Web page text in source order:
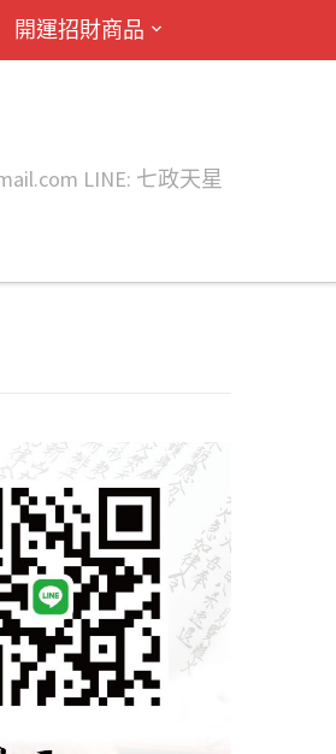
開運招財商品
LINE: 七政天星